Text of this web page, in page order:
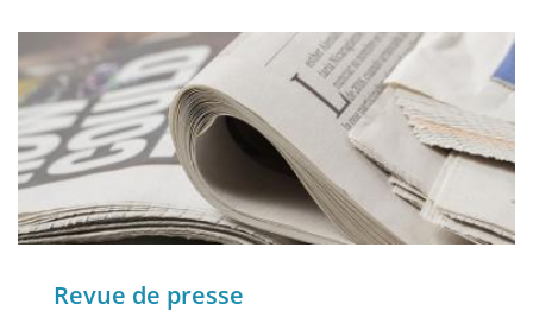
Revue de presse